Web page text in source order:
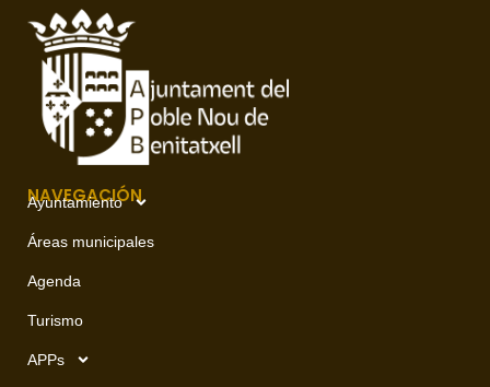
NAVEGACIÓN
Ayuntamiento
Áreas municipales
Agenda
Turismo
APPs